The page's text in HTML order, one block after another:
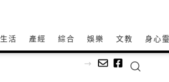
生活 產經 綜合 娛樂 文教 身心𩆜